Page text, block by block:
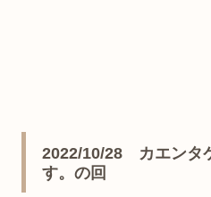
2022/10/28 カエンタ
す。の回